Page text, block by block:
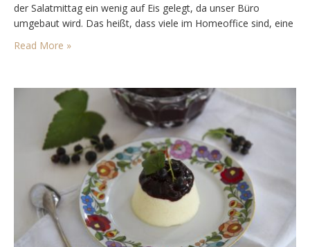
der Salatmittag ein wenig auf Eis gelegt, da unser Büro
umgebaut wird. Das heißt, dass viele im Homeoffice sind, eine
Küche immer gesperrt und in der anderen Küche mittags
Überlastung. Also…
Read More »